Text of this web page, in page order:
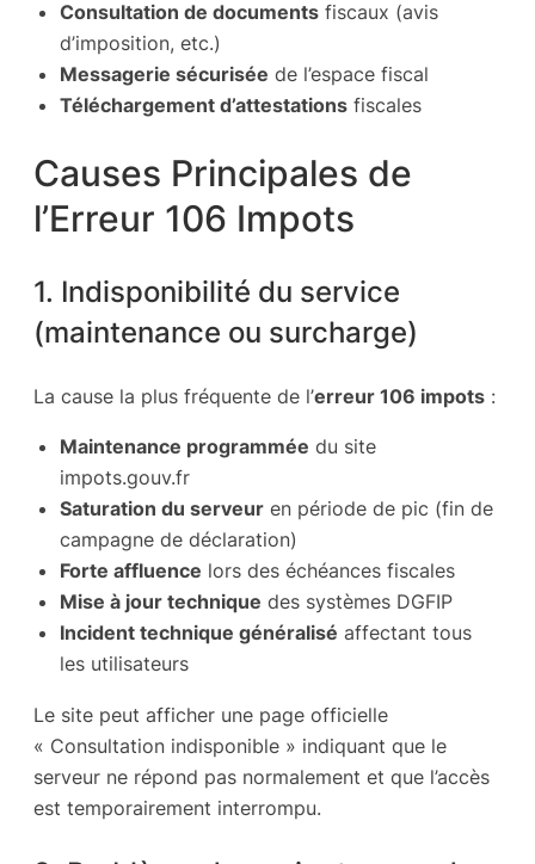
Consultation de documents fiscaux (avis
d’imposition, etc.)
Messagerie sécurisée de l’espace fiscal
Téléchargement d’attestations fiscales
Causes Principales de
l’Erreur 106 Impots
1. Indisponibilité du service
(maintenance ou surcharge)
La cause la plus fréquente de l’erreur 106 impots :
Maintenance programmée du site
impots.gouv.fr
Saturation du serveur en période de pic (fin de
campagne de déclaration)
Forte affluence lors des échéances fiscales
Mise à jour technique des systèmes DGFIP
Incident technique généralisé affectant tous
les utilisateurs
Le site peut afficher une page officielle
« Consultation indisponible » indiquant que le
serveur ne répond pas normalement et que l’accès
est temporairement interrompu.